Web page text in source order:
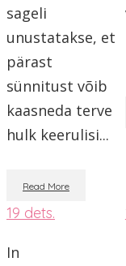
sageli
unustatakse, et
pärast
sünnitust võib
kaasneda terve
hulk keerulisi...
Read More
19 dets.
In